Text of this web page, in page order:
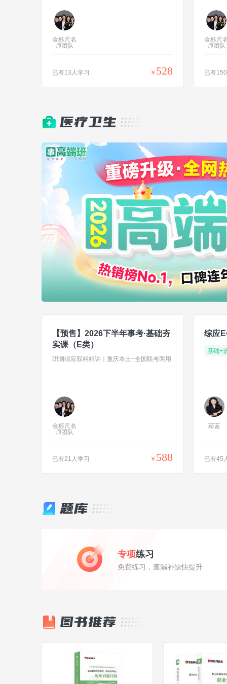
金标尺名
师团队
已有13人学习 ￥ 528
金标尺
师团队
已有
医疗卫生
【预售】2026下半年事考·基础夯
实课（E类）
职测综应双科精讲｜重庆本土+全国联考两用
金标尺名
师团队
已有21人学习 ￥ 588
综应
菘蓝
已有45
题库
专项练习
免费练习，查漏补缺快提升
图书推荐